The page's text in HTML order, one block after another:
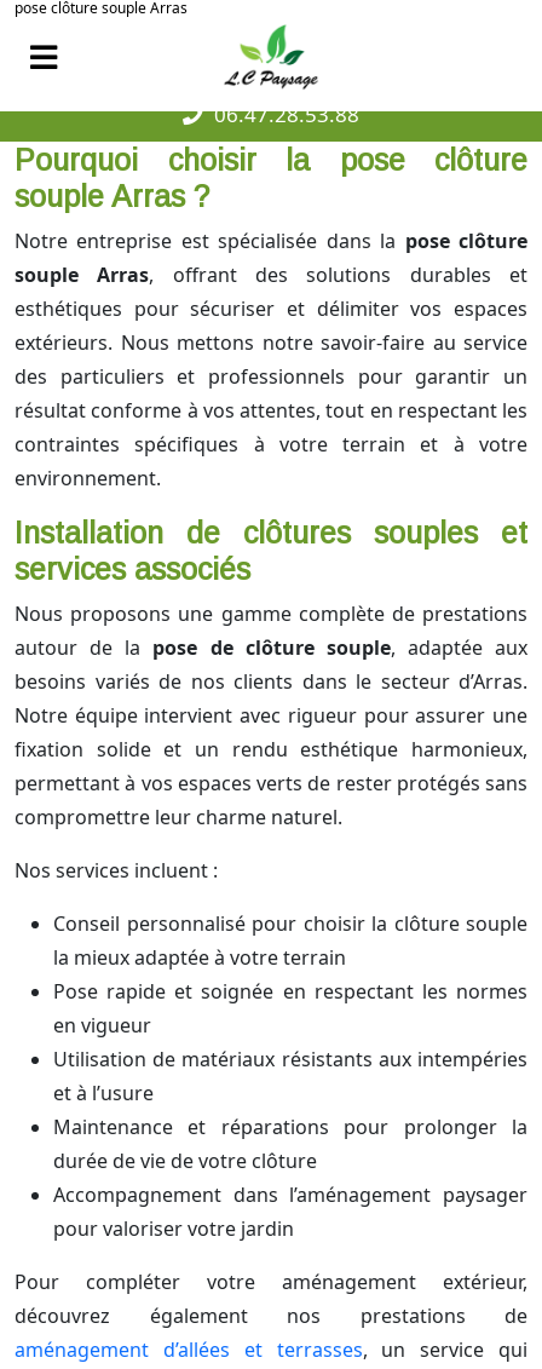
pose clôture souple Arras
06.47.28.53.88
Pourquoi choisir la pose clôture
souple Arras ?
Notre entreprise est spécialisée dans la pose clôture
souple Arras, offrant des solutions durables et
esthétiques pour sécuriser et délimiter vos espaces
extérieurs. Nous mettons notre savoir-faire au service
des particuliers et professionnels pour garantir un
résultat conforme à vos attentes, tout en respectant les
contraintes spécifiques à votre terrain et à votre
environnement.
Installation de clôtures souples et
services associés
Nous proposons une gamme complète de prestations
autour de la pose de clôture souple, adaptée aux
besoins variés de nos clients dans le secteur d’Arras.
Notre équipe intervient avec rigueur pour assurer une
fixation solide et un rendu esthétique harmonieux,
permettant à vos espaces verts de rester protégés sans
compromettre leur charme naturel.
Nos services incluent :
Conseil personnalisé pour choisir la clôture souple
la mieux adaptée à votre terrain
Pose rapide et soignée en respectant les normes
en vigueur
Utilisation de matériaux résistants aux intempéries
et à l’usure
Maintenance et réparations pour prolonger la
durée de vie de votre clôture
Accompagnement dans l’aménagement paysager
pour valoriser votre jardin
Pour compléter votre aménagement extérieur,
découvrez également nos prestations de
aménagement d’allées et terrasses, un service qui